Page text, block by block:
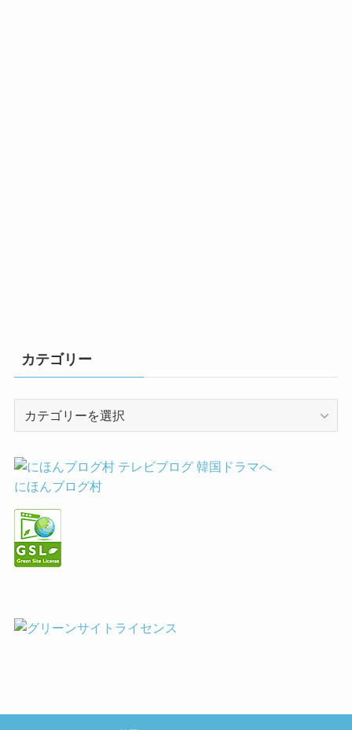
カテゴリー
リ
ー
にほんブログ村